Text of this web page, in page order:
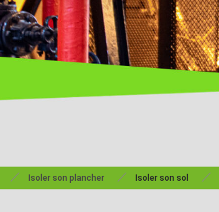
/ Isoler son plancher / Isoler son sol /